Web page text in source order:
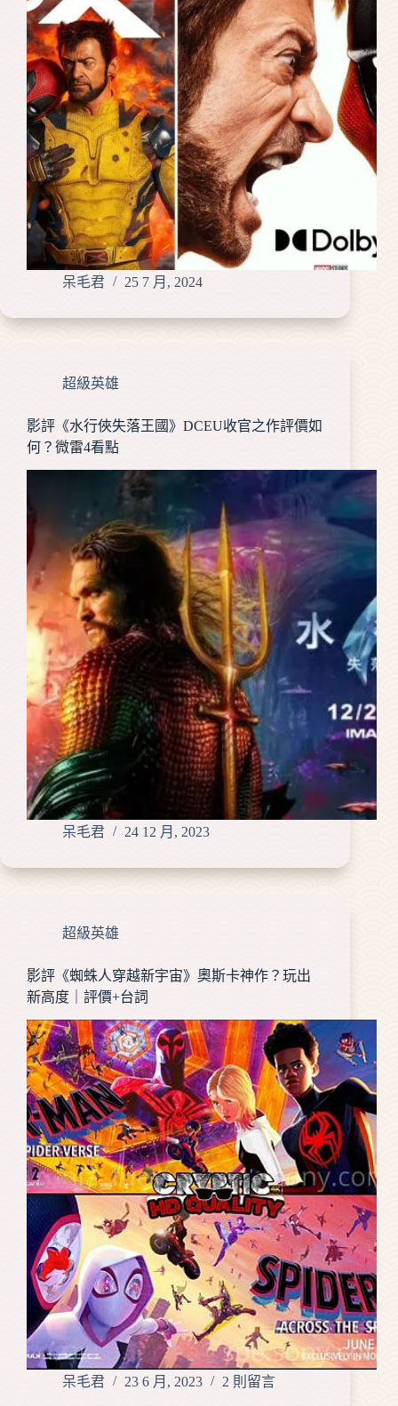
呆毛君 25 7 月, 2024
超級英雄
影評《水行俠失落王國》DCEU收官之作評價如
何？微雷4看點
呆毛君 24 12 月, 2023
超級英雄
影評《蜘蛛人穿越新宇宙》奧斯卡神作？玩出
新高度｜評價+台詞
呆毛君 23 6 月, 2023 2 則留言